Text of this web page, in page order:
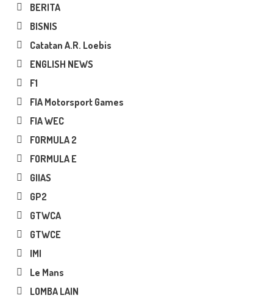
BERITA
BISNIS
Catatan A.R. Loebis
ENGLISH NEWS
F1
FIA Motorsport Games
FIA WEC
FORMULA 2
FORMULA E
GIIAS
GP2
GTWCA
GTWCE
IMI
Le Mans
LOMBA LAIN